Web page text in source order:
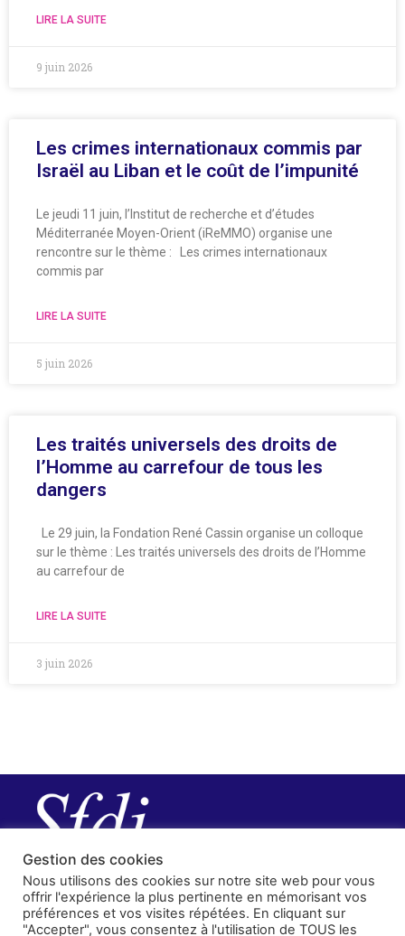
LIRE LA SUITE
9 juin 2026
Les crimes internationaux commis par
Israël au Liban et le coût de l’impunité
Le jeudi 11 juin, l’Institut de recherche et d’études
Méditerranée Moyen-Orient (iReMMO) organise une
rencontre sur le thème : Les crimes internationaux
commis par
LIRE LA SUITE
5 juin 2026
Les traités universels des droits de
l’Homme au carrefour de tous les
dangers
Le 29 juin, la Fondation René Cassin organise un colloque
sur le thème : Les traités universels des droits de l’Homme
au carrefour de
LIRE LA SUITE
3 juin 2026
Gestion des cookies
Nous utilisons des cookies sur notre site web pour vous
offrir l'expérience la plus pertinente en mémorisant vos
préférences et vos visites répétées. En cliquant sur
"Accepter", vous consentez à l'utilisation de TOUS les